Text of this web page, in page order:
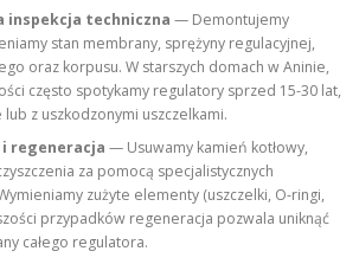
inspekcja techniczna — Demontujemy
stan membrany, sprężyny regulacyjnej,
oraz korpusu. W starszych domach w Aninie,
często spotykamy regulatory sprzed 15-30 lat,
z uszkodzonymi uszczelkami.
i regeneracja — Usuwamy kamień kotłowy,
za pomocą specjalistycznych
zużyte elementy (uszczelki, O-ringi,
przypadków regeneracja pozwala uniknąć
całego regulatora.